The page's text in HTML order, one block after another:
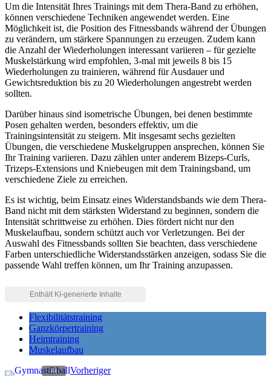
Um die Intensität Ihres Trainings mit dem Thera-Band zu erhöhen,
können verschiedene Techniken angewendet werden. Eine
Möglichkeit ist, die Position des Fitnessbands während der Übungen
zu verändern, um stärkere Spannungen zu erzeugen. Zudem kann
die Anzahl der Wiederholungen interessant variieren – für gezielte
Muskelstärkung wird empfohlen, 3-mal mit jeweils 8 bis 15
Wiederholungen zu trainieren, während für Ausdauer und
Gewichtsreduktion bis zu 20 Wiederholungen angestrebt werden
sollten.
Darüber hinaus sind isometrische Übungen, bei denen bestimmte
Posen gehalten werden, besonders effektiv, um die
Trainingsintensität zu steigern. Mit insgesamt sechs gezielten
Übungen, die verschiedene Muskelgruppen ansprechen, können Sie
Ihr Training variieren. Dazu zählen unter anderem Bizeps-Curls,
Trizeps-Extensions und Kniebeugen mit dem Trainingsband, um
verschiedene Ziele zu erreichen.
Es ist wichtig, beim Einsatz eines Widerstandsbands wie dem Thera-
Band nicht mit dem stärksten Widerstand zu beginnen, sondern die
Intensität schrittweise zu erhöhen. Dies fördert nicht nur den
Muskelaufbau, sondern schützt auch vor Verletzungen. Bei der
Auswahl des Fitnessbands sollten Sie beachten, dass verschiedene
Farben unterschiedliche Widerstandsstärken anzeigen, sodass Sie die
passende Wahl treffen können, um Ihr Training anzupassen.
Flexibilitätstraining
Ganzkörpertraining
Heimtraining
Muskelaufbau
Vorheriger